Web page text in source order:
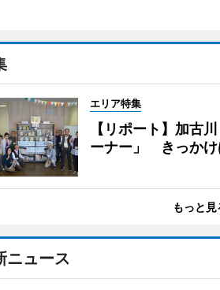
エリア特集
【リポート】加古
ーナー」 きっかけ
もっと見
ニュース